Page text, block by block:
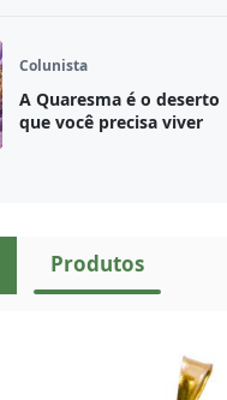
Produtos
Colunista
A Quaresma é o deserto
que você precisa viver